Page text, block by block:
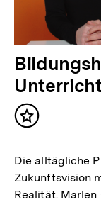
Unterricht
Inhalt
Die alltägliche
Zukunftsvision
Realität. Marlen